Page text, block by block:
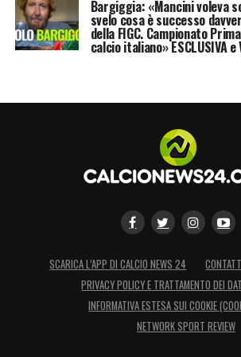
Bargiggia: «Mancini voleva
svelo cosa è successo
della FIGC. Campionato
calcio italiano» ESCLUSIVA e
SCARICA L’APP DI CALCIO NEWS 24
PRIVACY POLICY E TRATTAMENTO DEI
INFORMATIVA ESTESA SUI COOKIE
NETWORK SPORT REVIEW